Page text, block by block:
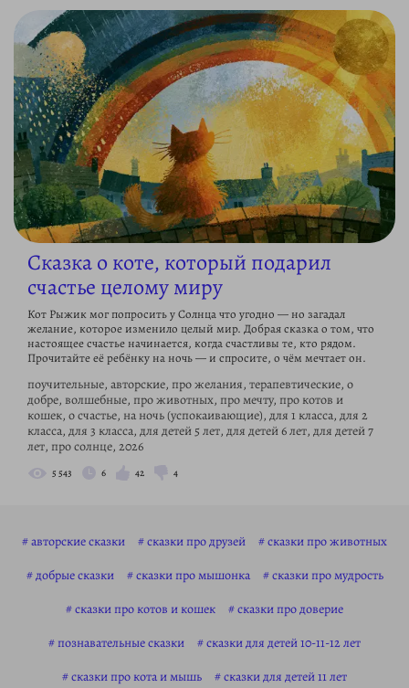
Сказка о коте, который подарил
счастье целому миру
Кот Рыжик мог попросить у Солнца что угодно — но загадал
желание, которое изменило целый мир. Добрая сказка о том, что
настоящее счастье начинается, когда счастливы те, кто рядом.
Прочитайте её ребёнку на ночь — и спросите, о чём мечтает он.
поучительные, авторские, про желания, терапевтические, о
добре, волшебные, про животных, про мечту, про котов и
кошек, о счастье, на ночь (успокаивающие), для 1 класса, для 2
класса, для 3 класса, для детей 5 лет, для детей 6 лет, для детей 7
лет, про солнце, 2026
5 543 6 42 4
авторские сказки сказки про друзей
сказки про животных
добрые сказки
сказки про мышонка
сказки про мудрость
сказки про котов и кошек
сказки про доверие
познавательные сказки
сказки для детей 10-11-12 лет
сказки про кота и мышь
сказки для детей 11 лет